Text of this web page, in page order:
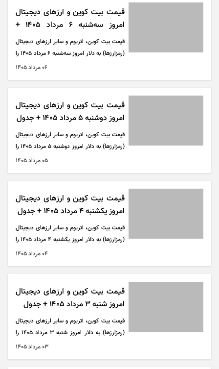
قیمت بیت کوین و ارز‌های دیجیتال
امروز سه‌شنبه ۶ مرداد ۱۴۰۵ +
جدول
قیمت بیت کوین، اتریوم و سایر ارز‌های دیجیتال
(رمزارزها) به دلار امروز سه‌شنبه ۶ مرداد ۱۴۰۵ را
می‌توانید در جدول زیر مشاهده کنید.
۰۶ مرداد ۱۴۰۵
قیمت بیت کوین و ارز‌های دیجیتال
امروز دوشنبه ۵ مرداد ۱۴۰۵ + جدول
قیمت بیت کوین، اتریوم و سایر ارز‌های دیجیتال
(رمزارزها) به دلار امروز دوشنبه ۵ مرداد ۱۴۰۵ را
می‌توانید در جدول زیر مشاهده کنید.
۰۵ مرداد ۱۴۰۵
قیمت بیت کوین و ارز‌های دیجیتال
امروز یکشنبه ۴ مرداد ۱۴۰۵ + جدول
قیمت بیت کوین، اتریوم و سایر ارز‌های دیجیتال
(رمزارزها) به دلار امروز یکشنبه ۴ مرداد ۱۴۰۵ را
می‌توانید در جدول زیر مشاهده کنید.
۰۴ مرداد ۱۴۰۵
قیمت بیت کوین و ارز‌های دیجیتال
امروز شنبه ۳ مرداد ۱۴۰۵ + جدول
قیمت بیت کوین، اتریوم و سایر ارز‌های دیجیتال
(رمزارزها) به دلار امروز شنبه ۳ مرداد ۱۴۰۵ را
می‌توانید در جدول زیر مشاهده کنید.
۰۳ مرداد ۱۴۰۵